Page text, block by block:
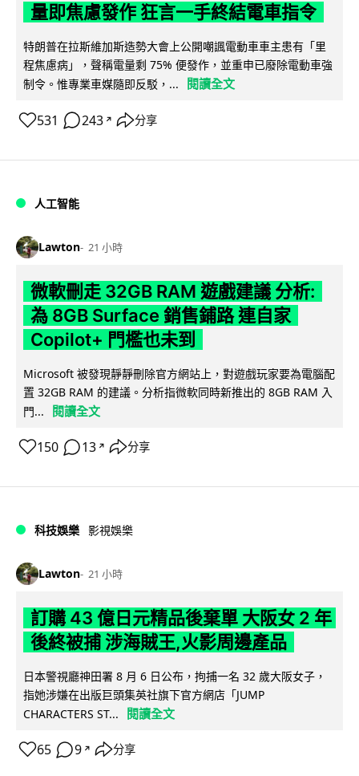
量即焦慮發作 狂言一手終結電車指令
特朗普在拉斯維加斯造勢大會上公開嘲諷電動車車主患有「里
程焦慮病」，聲稱電量剩 75% 便發作，並重申已廢除電動車強
制令。惟專業車媒隨即反駁，...
閱讀全文
531 243 ↗ 分享
人工智能
Lawton 21 小時
微軟刪走 32GB RAM 遊戲建議 分析:
為 8GB Surface 銷售鋪路 連自家
Copilot+ 門檻也未到
Microsoft 被發現靜靜刪除官方網站上，對遊戲玩家要為電腦配
置 32GB RAM 的建議。分析指微軟同時新推出的 8GB RAM 入
門...
閱讀全文
150 13 ↗ 分享
科技娛樂 影視娛樂
Lawton 21 小時
訂購 43 億日元精品後棄單 大阪女 2 年
後終被捕 涉海賊王,火影周邊產品
日本警視廳神田署 8 月 6 日公布，拘捕一名 32 歲大阪女子，
指她涉嫌在出版巨頭集英社旗下官方網店「JUMP
CHARACTERS ST...
閱讀全文
65 9 ↗ 分享